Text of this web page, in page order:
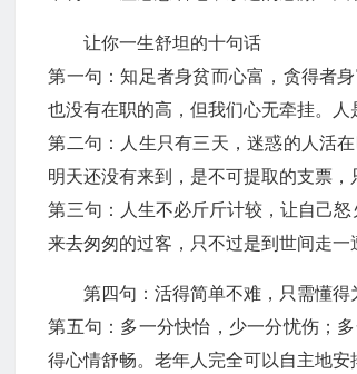
让你一生舒坦的十句话
第一句：知足者身贫而心富，贪得者
也没有在职的高，但我们心无牵挂。人
第二句：人生只有三天，迷惑的人活
明天还没有来到，是不可提取的支票，
第三句：人生不必斤斤计较，让自己
来去匆匆的过客，只不过是到世间走
第四句：活得简单不难，只需懂
第五句：多一分快怡，少一分忧伤；
得心情舒畅。老年人完全可以自主地安